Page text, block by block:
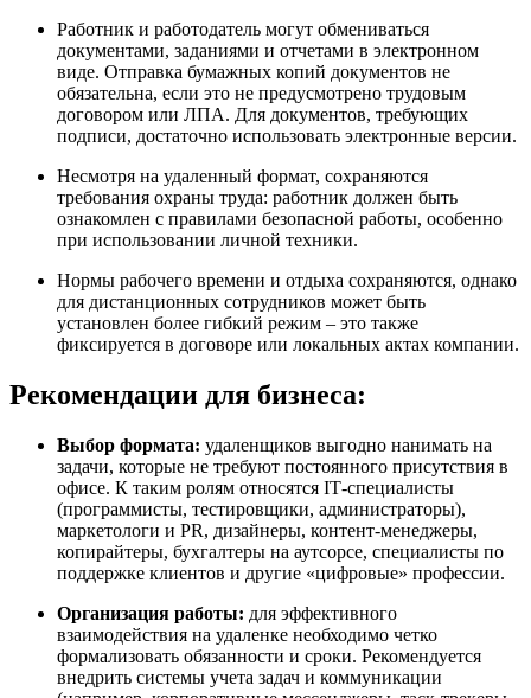
Работник и работодатель могут обмениваться
документами, заданиями и отчетами в электронном
виде. Отправка бумажных копий документов не
обязательна, если это не предусмотрено трудовым
договором или ЛПА. Для документов, требующих
подписи, достаточно использовать электронные версии.
Несмотря на удаленный формат, сохраняются
требования охраны труда: работник должен быть
ознакомлен с правилами безопасной работы, особенно
при использовании личной техники.
Нормы рабочего времени и отдыха сохраняются, однако
для дистанционных сотрудников может быть
установлен более гибкий режим – это также
фиксируется в договоре или локальных актах компании.
Рекомендации для бизнеса:
Выбор формата: удаленщиков выгодно нанимать на
задачи, которые не требуют постоянного присутствия в
офисе. К таким ролям относятся IT‑специалисты
(программисты, тестировщики, администраторы),
маркетологи и PR, дизайнеры, контент-менеджеры,
копирайтеры, бухгалтеры на аутсорсе, специалисты по
поддержке клиентов и другие «цифровые» профессии.
Организация работы: для эффективного
взаимодействия на удаленке необходимо четко
формализовать обязанности и сроки. Рекомендуется
внедрить системы учета задач и коммуникации